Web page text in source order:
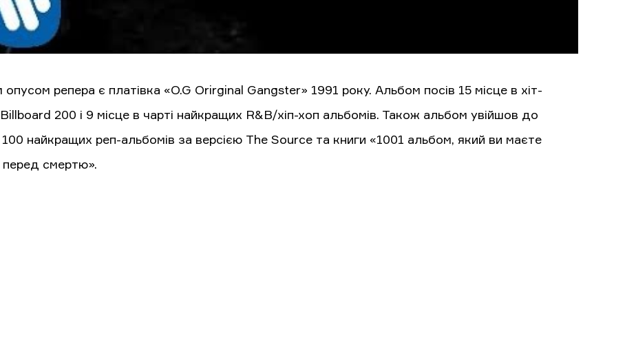
опусом репера є платівка «O.G Orirginal Gangster» 1991 року. Альбом посів 15 місце в хіт-
200 і 9 місце в чарті найкращих R&B/хіп-хоп альбомів. Також альбом увійшов до
100 найкращих реп-альбомів за версією The Source та книги «1001 альбом, який ви маєте
перед смертю».